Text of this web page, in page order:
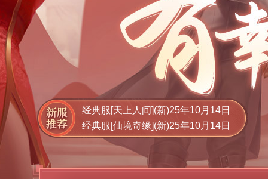
经典服[天上人间](新)25年10月14日
经典服[仙境奇缘](新)25年10月14日